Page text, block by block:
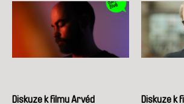
Diskuze k filmu Arvéd Diskuze k